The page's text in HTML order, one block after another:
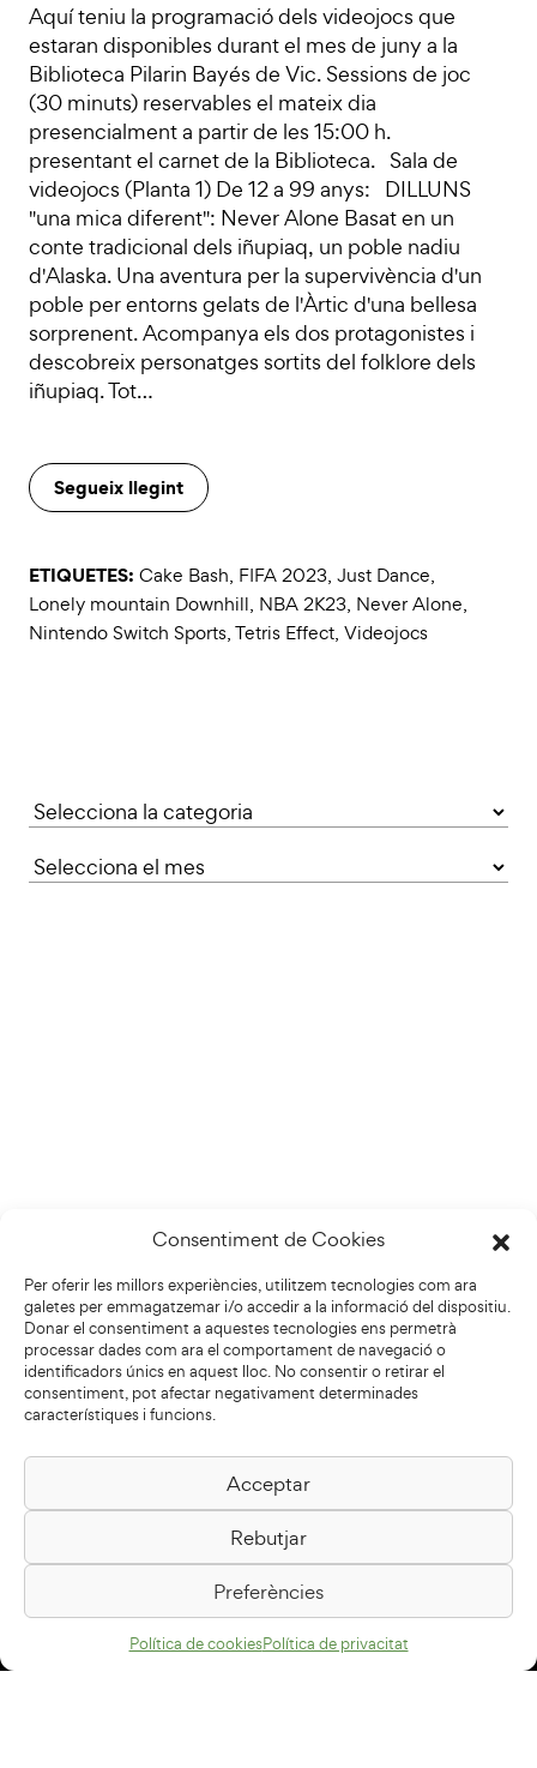
Consentiment de Cookies
Per oferir les millors experiències, utilitzem tecnologies com ara
galetes per emmagatzemar i/o accedir a la informació del dispositiu.
Donar el consentiment a aquestes tecnologies ens permetrà
processar dades com ara el comportament de navegació o
identificadors únics en aquest lloc. No consentir o retirar el
consentiment, pot afectar negativament determinades
característiques i funcions.
Acceptar
Rebutjar
Preferències
Política de cookiesPolítica de privacitat
Aquí teniu la programació dels videojocs que
estaran disponibles durant el mes de juny a la
Biblioteca Pilarin Bayés de Vic. Sessions de joc
(30 minuts) reservables el mateix dia
presencialment a partir de les 15:00 h.
presentant el carnet de la Biblioteca. Sala de
videojocs (Planta 1) De 12 a 99 anys: DILLUNS
"una mica diferent": Never Alone Basat en un
conte tradicional dels iñupiaq, un poble nadiu
d'Alaska. Una aventura per la supervivència d'un
poble per entorns gelats de l'Àrtic d'una bellesa
sorprenent. Acompanya els dos protagonistes i
descobreix personatges sortits del folklore dels
iñupiaq. Tot…
Segueix llegint
ETIQUETES: Cake Bash, FIFA 2023, Just Dance,
Lonely mountain Downhill, NBA 2K23, Never Alone,
Nintendo Switch Sports,Tetris Effect, Videojocs
Categories
Biblioteca Pilarin Bayés
Passeig de la Generalitat, 1
08500 Vic